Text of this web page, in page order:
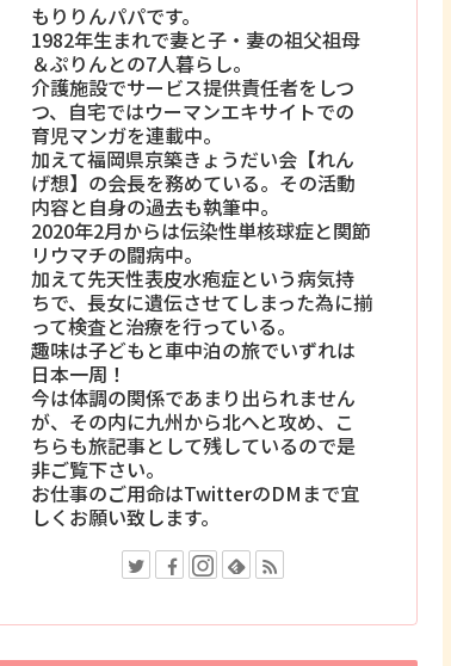
もりりんパパです。
1982年生まれで妻と子・妻の祖父祖母
＆ぷりんとの7人暮らし。
介護施設でサービス提供責任者をしつ
つ、自宅ではウーマンエキサイトでの
育児マンガを連載中。
加えて福岡県京築きょうだい会【れん
げ想】の会長を務めている。その活動
内容と自身の過去も執筆中。
2020年2月からは伝染性単核球症と関節
リウマチの闘病中。
加えて先天性表皮水疱症という病気持
ちで、長女に遺伝させてしまった為に揃
って検査と治療を行っている。
趣味は子どもと車中泊の旅でいずれは
日本一周！
今は体調の関係であまり出られません
が、その内に九州から北へと攻め、こ
ちらも旅記事として残しているので是
非ご覧下さい。
お仕事のご用命はTwitterのDMまで宜
しくお願い致します。